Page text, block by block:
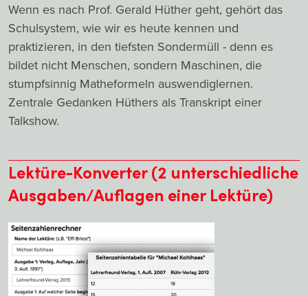
Wenn es nach Prof. Gerald Hüther geht, gehört das
Schulsystem, wie wir es heute kennen und
praktizieren, in den tiefsten Sondermüll - denn es
bildet nicht Menschen, sondern Maschinen, die
stumpfsinnig Matheformeln auswendiglernen.
Zentrale Gedanken Hüthers als Transkript einer
Talkshow.
Lektüre-Konverter (2 unterschiedliche
Ausgaben/Auflagen einer Lektüre)